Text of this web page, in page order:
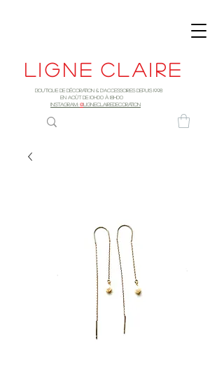
Ligne claire
Boutique de décoration & d'accessoires depuis 1998
EN AOûT DE 10h00 à 18H00
INSTAGRAM: @LIGNECLAIREDECORATION